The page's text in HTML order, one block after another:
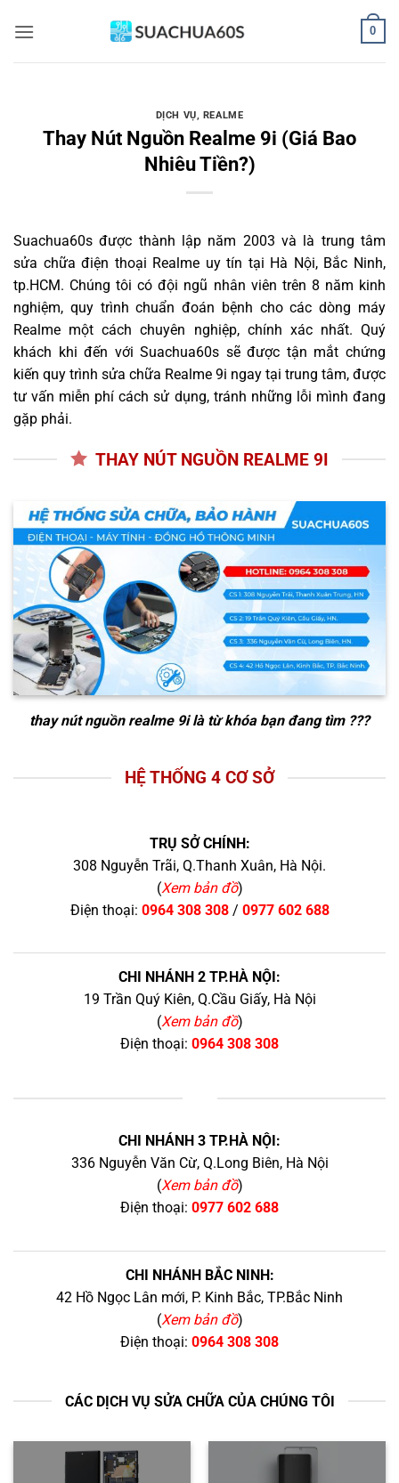
qua
0
DỊCH VỤ, REALME
Thay Nút Nguồn Realme 9i (Giá Bao
Nhiêu Tiền?)
Suachua60s được thành lập năm 2003 và là trung tâm
sửa chữa điện thoại Realme uy tín tại Hà Nội, Bắc Ninh,
tp.HCM. Chúng tôi có đội ngũ nhân viên trên 8 năm kinh
nghiệm, quy trình chuẩn đoán bệnh cho các dòng máy
Realme một cách chuyên nghiệp, chính xác nhất. Quý
khách khi đến với Suachua60s sẽ được tận mắt chứng
kiến quy trình sửa chữa Realme 9i ngay tại trung tâm, được
tư vấn miễn phí cách sử dụng, tránh những lỗi mình đang
gặp phải.
THAY NÚT NGUỒN REALME 9I
thay nút nguồn realme 9ilà từ khóa bạn đang tìm ???
HỆ THỐNG 4 CƠ SỞ
TRỤ SỞ CHÍNH:
308 Nguyễn Trãi, Q.Thanh Xuân, Hà Nội.
(Xem bản đồ)
Điện thoại: 0964 308 308/ 0977 602 688
CHI NHÁNH 2 TP.HÀ NỘI:
19 Trần Quý Kiên, Q.Cầu Giấy, Hà Nội
(Xem bản đồ)
Điện thoại: 0964 308 308
CHI NHÁNH 3 TP.HÀ NỘI:
336 Nguyễn Văn Cừ, Q.Long Biên, Hà Nội
(Xem bản đồ)
Điện thoại: 0977 602 688
CHI NHÁNH BẮC NINH:
42 Hồ Ngọc Lân mới, P. Kinh Bắc, TP.Bắc Ninh
(Xem bản đồ)
Điện thoại: 0964 308 308
CÁC DỊCH VỤ SỬA CHỮA CỦA CHÚNG TÔI